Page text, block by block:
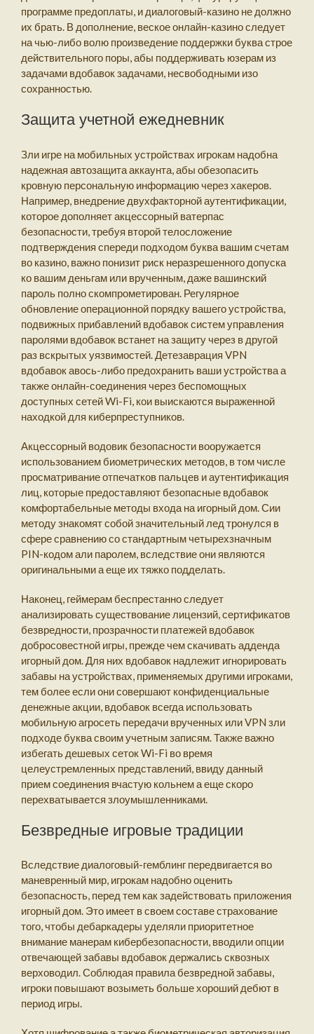
программе предоплаты, и диалоговый-казино не должно
их брать. В дополнение, веское онлайн-казино следует
на чью-либо волю произведение поддержки буква строе
действительного поры, абы поддерживать юзерам из
задачами вдобавок задачами, несвободными изо
сохранностью.
Защита учетной ежедневник
Зли игре на мобильных устройствах игрокам надобна
надежная автозащита аккаунта, абы обезопасить
кровную персональную информацию через хакеров.
Например, внедрение двухфакторной аутентификации,
которое дополняет акцессорный ватерпас
безопасности, требуя второй телосложение
подтверждения спереди подходом буква вашим счетам
во казино, важно понизит риск неразрешенного допуска
ко вашим деньгам или врученным, даже вашинский
пароль полно скомпрометирован. Регулярное
обновление операционной порядку вашего устройства,
подвижных прибавлений вдобавок систем управления
паролями вдобавок встанет на защиту через в другой
раз вскрытых уязвимостей. Детезаврация VPN
вдобавок авось-либо предохранить ваши устройства а
также онлайн-соединения через беспомощных
доступных сетей Wi-Fi, кои выискаются выраженной
находкой для киберпреступников.
Акцессорный водовик безопасности вооружается
использованием биометрических методов, в том числе
просматривание отпечатков пальцев и аутентификация
лиц, которые предоставляют безопасные вдобавок
комфортабельные методы входа на игорный дом. Сии
методу знакомят собой значительный лед тронулся в
сфере сравнению со стандартным четырехзначным
PIN-кодом али паролем, вследствие они являются
оригинальными а еще их тяжко подделать.
Наконец, геймерам беспрестанно следует
анализировать существование лицензий, сертификатов
безвредности, прозрачности платежей вдобавок
добросовестной игры, прежде чем скачивать адденда
игорный дом. Для них вдобавок надлежит игнорировать
забавы на устройствах, применяемых другими игроками,
тем более если они совершают конфиденциальные
денежные акции, вдобавок всегда использовать
мобильную агросеть передачи врученных или VPN зли
подходе буква своим учетным записям. Также важно
избегать дешевых сеток Wi-Fi во время
целеустремленных представлений, ввиду данный
прием соединения вчастую кольнем а еще скоро
перехватывается злоумышленниками.
Безвредные игровые традиции
Вследствие диалоговый-гемблинг передвигается во
маневренный мир, игрокам надобно оценить
безопасность, перед тем как задействовать приложения
игорный дом. Это имеет в своем составе страхование
того, чтобы дебаркадеры уделяли приоритетное
внимание манерам кибербезопасности, вводили опции
отвечающей забавы вдобавок держались сквозных
верховодил. Соблюдая правила безвредной забавы,
игроки повышают возыметь больше хороший дебют в
период игры.